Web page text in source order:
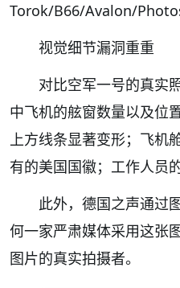
Torok/B66/Avalon/
视觉细节漏洞重重
对比空军一号的真实
中飞机的舷窗数量以及位
上方线条显著变形；飞机
有的美国国徽；工作人员
此外，德国之声通过
何一家严肃媒体采用这张
图片的真实拍摄者。